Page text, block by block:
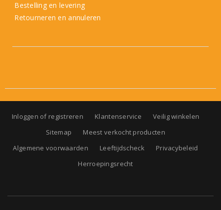
Bestelling en levering
Retourneren en annuleren
Inloggen of registreren Klantenservice
Veilig winkelen
Sitemap
Meest verkocht producten
Algemene voorwaarden
Leeftijdscheck
Privacybeleid
Herroepingsrecht